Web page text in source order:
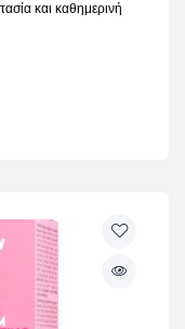
και καθημερινή